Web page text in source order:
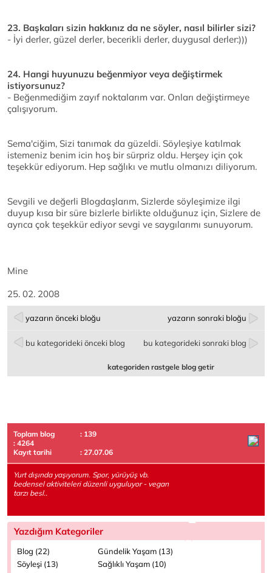
23. Başkaları sizin hakkınız da ne söyler, nasıl bilirler sizi?
- İyi derler, güzel derler, becerikli derler, duygusal derler:)))
24. Hangi huyunuzu beğenmiyor veya değiştirmek
istiyorsunuz?
- Beğenmediğim zayıf noktalarım var. Onları değiştirmeye
çalışıyorum.
Sema'ciğim, Sizi tanımak da güzeldi. Söyleşiye katılmak
istemeniz benim icin hoş bir sürpriz oldu. Herşey için çok
teşekkür ediyorum. Hep sağlıkı ve mutlu olmanızı diliyorum.
Sevgili ve değerli Blogdaşlarım, Sizlerde söyleşimize ilgi
duyup kısa bir süre bizlerle birlikte olduğunuz için, Sizlere de
ayrıca çok teşekkür ediyor sevgi ve saygılarımı sunuyorum.
Mine
25. 02. 2008
yazarın önceki bloğu yazarın sonraki bloğu
bu kategorideki önceki blog bu kategorideki sonraki blog
kategoriden rastgele blog getir
Toplam blog
: 139
: 4264
Kayıt tarihi
: 27.07.06
Yurt dışında yaşıyorum. Spor, yürüyüş vb.
bedensel aktiviteleri düzenli uyguluyor - vegan
tarzı besl..
Yazdığım Kategoriler
Blog (22)
Gündelik Yaşam (13)
Söyleşi (13)
Sağlıklı Yaşam (10)